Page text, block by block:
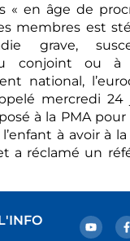
« en âge de
membres est
grave,
conjoint ou à
national,
mercredi
à la PMA
à avoir à
a réclamé un